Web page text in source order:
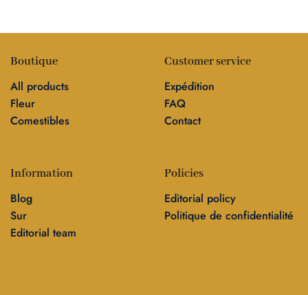
Boutique
All products
Fleur
Comestibles
Customer service
Expédition
FAQ
Contact
Information
Blog
Sur
Editorial team
Policies
Editorial policy
Politique de confidentialité